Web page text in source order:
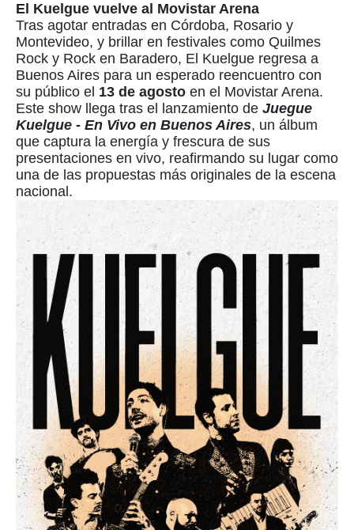
El Kuelgue vuelve al Movistar Arena
Tras agotar entradas en Córdoba, Rosario y
Montevideo, y brillar en festivales como Quilmes
Rock y Rock en Baradero, El Kuelgue regresa a
Buenos Aires para un esperado reencuentro con
su público el 13 de agosto en el Movistar Arena.
Este show llega tras el lanzamiento de Juegue
Kuelgue - En Vivo en Buenos Aires, un álbum
que captura la energía y frescura de sus
presentaciones en vivo, reafirmando su lugar como
una de las propuestas más originales de la escena
nacional.